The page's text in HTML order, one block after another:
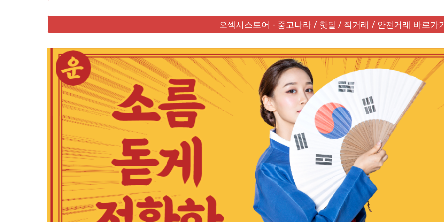
오섹시스토어 - 중고나라 / 핫딜 / 직거래 / 안전거래 바로가